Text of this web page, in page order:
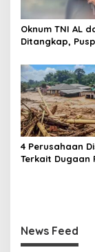
Oknum TNI AL
Ditangkap,
Penyerang
dengan Air
4 Perusahaan
Terkait Dugaan
News Feed